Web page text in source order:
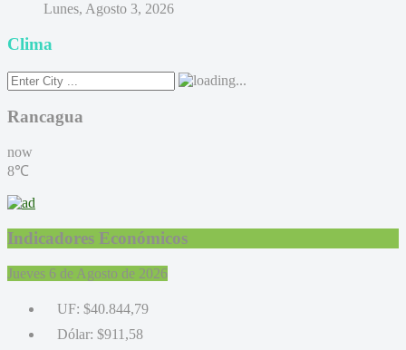
Lunes, Agosto 3, 2026
Clima
Rancagua
now
8℃
Indicadores Económicos
Jueves 6 de Agosto de 2026
UF: $40.844,79
Dólar: $911,58